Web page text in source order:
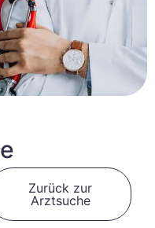
Zurück zur
Arztsuche